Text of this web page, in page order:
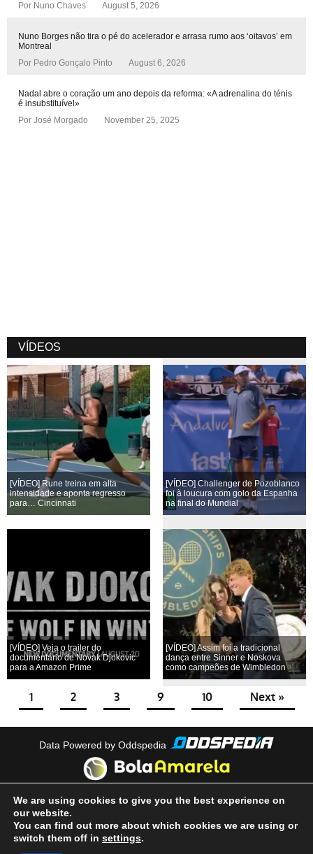
Por Nuno Chaves August 5, 2026
Nuno Borges não tira o pé do acelerador e arrasa rumo aos ‘oitavos’ em
Montreal
Por Pedro Gonçalo Pinto August 6, 2026
Nadal abre o coração um ano depois da reforma: «A adrenalina do ténis
é insubstituível»
Por José Morgado November 25, 2025
VÍDEOS
[VÍDEO] Rune treina em alta
intensidade e aponta regresso
para… Cincinnati
[VÍDEO] Challenger de Pozoblanco
foi à loucura com golo da Espanha
na final do Mundial
[VÍDEO] Veja o trailer do
documentário de Novak Djokovic
para a Amazon Prime
[VÍDEO] Assim foi a tradicional
dança entre Sinner e Noskova
como campeões de Wimbledon
1 2 3 9 10 Next »
Data Powered by Oddspedia
theme bymeow
We are using cookies to give you the best experience on
our website.
You can find out more about which cookies we are using or
switch them off in settings.